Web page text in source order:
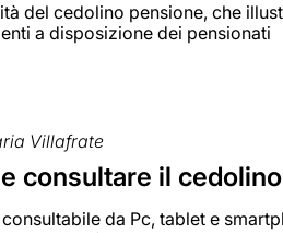
del cedolino pensione, che
a disposizione dei pensionati
Villafrate
consultare il
da Pc, tablet e